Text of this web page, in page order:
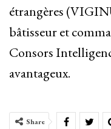
étrangères
bâtisseur et
Consors
avantageux.
Share